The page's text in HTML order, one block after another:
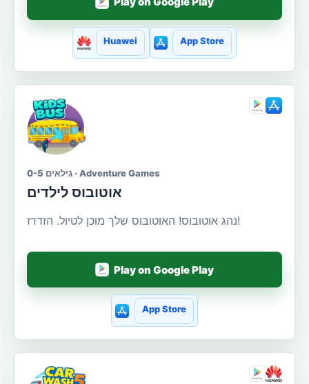
Huawei App Store
גילאים 0-5 · Adventure Games
אוטובוס לילדים
נהג אוטובוס! האוטובוס שלך מוכן לטיול. הזדרז!
Play on Google Play
App Store